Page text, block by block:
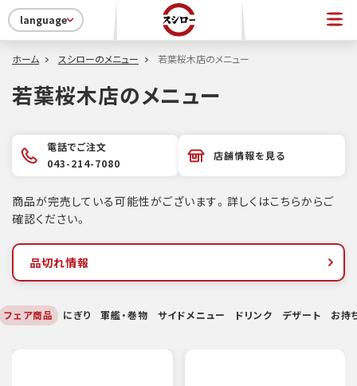
language
ホーム スシローのメニュー 若葉桜木店のメニュー
若葉桜木店のメニュー
電話でご注文
043-214-7080
店舗情報を見る
商品が完売している可能性がございます。詳しくはこちらからご
確認ください。
品切れ情報
フェア商品 にぎり 軍艦・巻物 サイドメニュー ドリンク デザート お持